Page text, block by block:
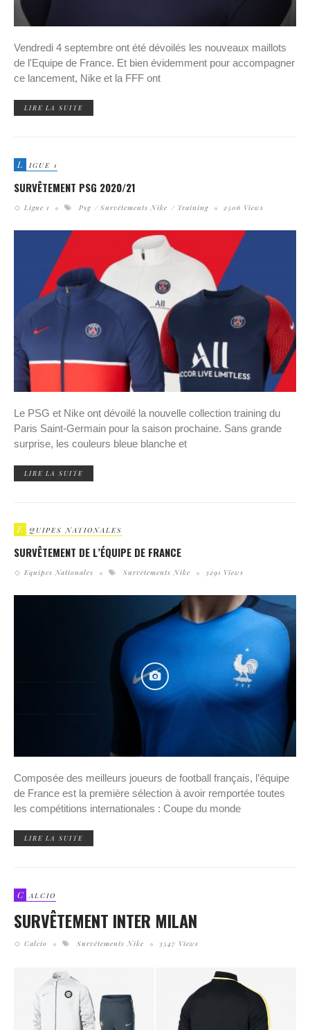
Vendredi 4 septembre ont été dévoilés les nouveaux maillots
de l'Equipe de France. Et bien évidemment pour accompagner
ce lancement, Nike et la FFF ont
LIRE LA SUITE
L IGUE 1
SURVÊTEMENT PSG 2020/21
Ligue 1 Psg Survêtements Nike Training 2506 Views
Le PSG et Nike ont dévoilé la nouvelle collection training du
Paris Saint-Germain pour la saison prochaine. Sans grande
surprise, les couleurs bleue blanche et
LIRE LA SUITE
E QUIPES NATIONALES
SURVÊTEMENT DE L’ÉQUIPE DE FRANCE
Equipes Nationales Survêtements Nike 3291 Views
Composée des meilleurs joueurs de football français, l’équipe
de France est la première sélection à avoir remportée toutes
les compétitions internationales : Coupe du monde
LIRE LA SUITE
C ALCIO
SURVÊTEMENT INTER MILAN
Calcio Survêtements Nike 3547 Views